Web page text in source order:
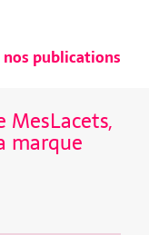
publications
marque